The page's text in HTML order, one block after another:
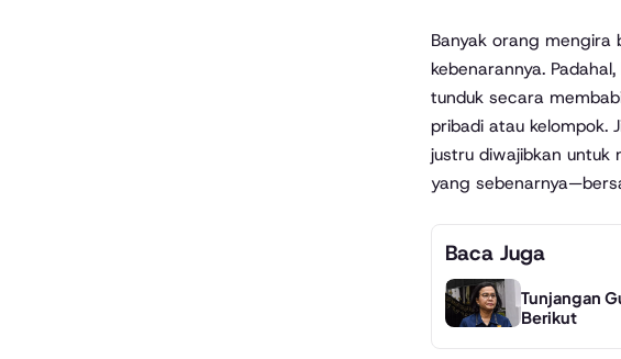
Banyak orang
kebenarannya.
tunduk secara
pribadi atau kelompok.
justru diwajibkan untuk
yang
Baca Juga
Tunjangan
Berikut